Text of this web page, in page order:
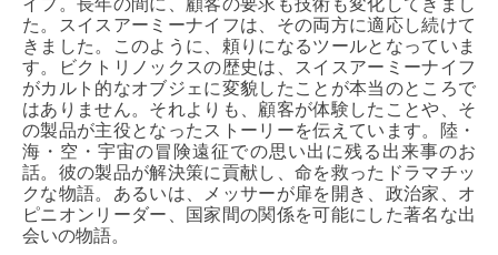
た。スイスアーミーナイフは、その両方に適応し続けて
きました。このように、頼りになるツールとなっていま
す。ビクトリノックスの歴史は、スイスアーミーナイフ
がカルト的なオブジェに変貌したことが本当のところで
はありません。それよりも、顧客が体験したことや、そ
の製品が主役となったストーリーを伝えています。陸・
海・空・宇宙の冒険遠征での思い出に残る出来事のお
話。彼の製品が解決策に貢献し、命を救ったドラマチッ
クな物語。あるいは、メッサーが扉を開き、政治家、オ
ピニオンリーダー、国家間の関係を可能にした著名な出
会いの物語。